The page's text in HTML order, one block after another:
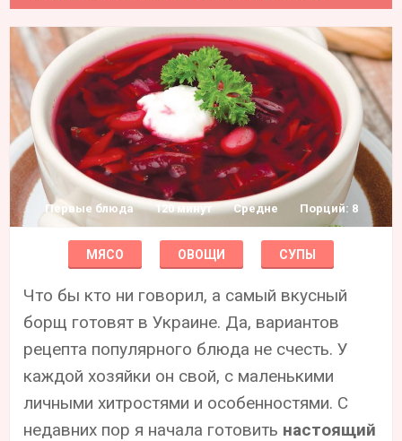
Первые блюда 120 минут Средне Порций: 8
МЯСО ОВОЩИ СУПЫ
Что бы кто ни говорил, а самый вкусный
борщ готовят в Украине. Да, вариантов
рецепта популярного блюда не счесть. У
каждой хозяйки он свой, с маленькими
личными хитростями и особенностями. С
недавних пор я начала готовить настоящий